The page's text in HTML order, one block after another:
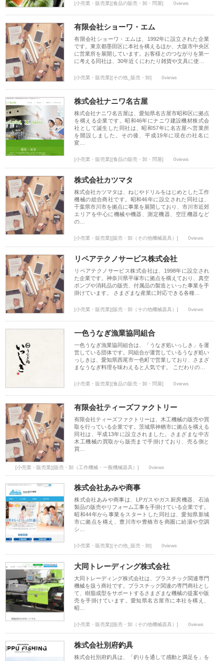
[小売業・販売業][食品の販売・卸・問屋] 0views
有限会社ショーワ・エム
有限会社ショーワ・エムは、1992年に設立された企業
です。東京都墨田区に本社を構えるほか、大阪市中央区
に営業所を展開しています。お客様とのつながりを第一
に考える同社は、30年近くにわたり雑貨や文具に使…
[小売業・販売業][その他_販売・卸] 0views
株式会社ナニワ名古屋
株式会社ナニワ名古屋は、愛知県名古屋市昭和区に拠点
を構える企業です。昭和46年にナニワ建設機材株式会
社として誕生した同社は、昭和57年に名古屋へ営業所
を開設しました。その後、平成19年に現在の社名に
変…
[小売業・販売業][食品の販売・卸・問屋] 0views
株式会社カツマタ
株式会社カツマタは、ねじやドリルをはじめとした工作
機械の総合商社です。昭和46年に設立された同社は、
千葉県市川市を拠点に事業を展開しており、市川市近郊
エリアを中心に機械や機器、測定機器、空圧機器など
の…
[小売業・販売業][販売・卸（その他機械器具）] 0views
リペアテクノサービス株式会社
リペアテクノサービス株式会社は、1998年に設立され
た企業です。神奈川県平塚市に拠点を構えており、真空
ポンプや消耗品の販売、付属品の製造といった事業を手
掛けています。 さまざまな産業に対応できる各種…
[小売業・販売業][販売・卸（その他機械器具）] 0views
一色うなぎ漁業協同組合
一色うなぎ漁業協同組合は、「うなぎ処いっしき」を運
営している団体です。同組合が運営しているうなぎ処い
っしきは、愛知県西尾市一色町で営業しており、さまざ
まなうなぎ料理を味わえると人気です。 こだわりの…
[小売業・販売業][食品の販売・卸・問屋] 0views
有限会社ティーズファクトリー
有限会社ティーズファクトリーは、木工機械の販売や買
取を行っている企業です。茨城県神栖市に拠点を構える
同社は、平成13年に設立されました。さまざまな中古
木工機械の買取から販売まで手掛けており、売る側と
買…
[小売業・販売業][販売・卸（工作機械・一般機械器具）] 0views
株式会社あみや商事
株式会社あみや商事は、LPガスやガス厨房機器、石油
製品の販売やリフォーム工事を手掛けている企業です。
昭和44年から事業をスタートした同社は、愛知県新城
市に拠点を構え、豊川市や豊橋市を商圏に給湯や空調
シ…
[小売業・販売業][その他_販売・卸] 0views
大同トレーディング株式会社
大同トレーディング株式会社は、プラスチック関連専門
機械を扱う商社です。プラスチック関連の専門商社とし
て、樹脂成型をサポートするさまざまな機械の提案や販
売を手掛けています。愛知県名古屋市に本社を構え、
昭…
[小売業・販売業][販売・卸（その他機械器具）] 0views
株式会社別府釣具
株式会社別府釣具は、「釣りを通して感動と満足を」を